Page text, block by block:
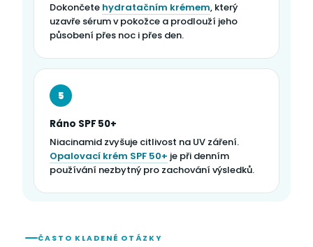
Dokončete hydratačním krémem, který
uzavře sérum v pokožce a prodlouží jeho
působení přes noc i přes den.
5
Ráno SPF 50+
Niacinamid zvyšuje citlivost na UV záření.
Opalovací krém SPF 50+ je při denním
používání nezbytný pro zachování výsledků.
ČASTO KLADENÉ OTÁZKY